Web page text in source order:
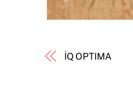
İQ OPTIMA